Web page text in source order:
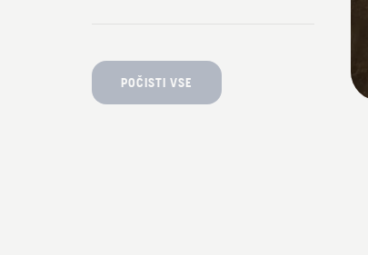
POČISTI VSE